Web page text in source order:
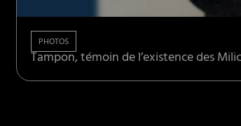
PHOTOS
Tampon, témoin de l’existence des